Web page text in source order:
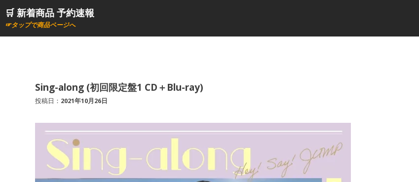
ン🛒 新着商品 予約速報
☞タップで商品ページへ
Sing-along (初回限定盤1 CD＋Blu-ray)
投稿日： 2021年10月26日